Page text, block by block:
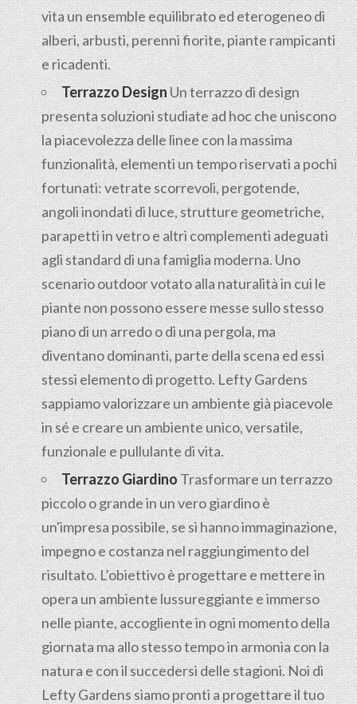
vita un ensemble equilibrato ed eterogeneo di
alberi, arbusti, perenni fiorite, piante rampicanti
e ricadenti.
Terrazzo DesignUn terrazzo di design
presenta soluzioni studiate ad hoc che uniscono
la piacevolezza delle linee con la massima
funzionalità, elementi un tempo riservati a pochi
fortunati: vetrate scorrevoli, pergotende,
angoli inondati di luce, strutture geometriche,
parapetti in vetro e altri complementi adeguati
agli standard di una famiglia moderna. Uno
scenario outdoor votato alla naturalità in cui le
piante non possono essere messe sullo stesso
piano di un arredo o di una pergola, ma
diventano dominanti, parte della scena ed essi
stessi elemento di progetto. Lefty Gardens
sappiamo valorizzare un ambiente già piacevole
in sé e creare un ambiente unico, versatile,
funzionale e pullulante di vita.
Terrazzo GiardinoTrasformare un terrazzo
piccolo o grande in un vero giardino è
un'impresa possibile, se si hanno immaginazione,
impegno e costanza nel raggiungimento del
risultato. L’obiettivo è progettare e mettere in
opera un ambiente lussureggiante e immerso
nelle piante, accogliente in ogni momento della
giornata ma allo stesso tempo in armonia con la
natura e con il succedersi delle stagioni. Noi di
Lefty Gardens siamo pronti a progettare il tuo